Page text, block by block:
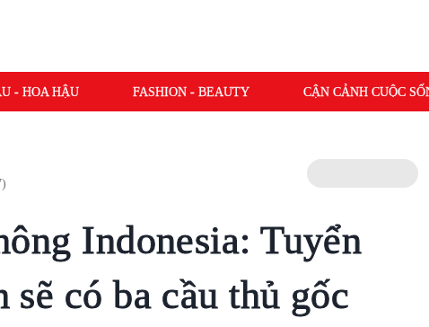
- HOA HẬU FASHION - BEAUTY CẬN CẢNH CUỘC
Indonesia: Tuyển
sẽ có ba cầu thủ gốc